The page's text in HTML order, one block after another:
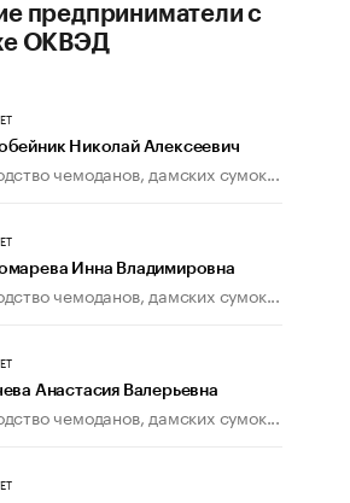
предприниматели с
ОКВЭД
Николай Алексеевич
чемоданов, дамских сумок...
Инна Владимировна
чемоданов, дамских сумок...
Анастасия Валерьевна
чемоданов, дамских сумок...